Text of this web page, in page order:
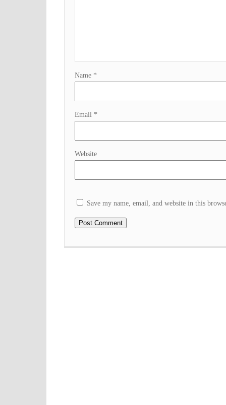
Name *
Email *
Website
Save my name, email, and website in this